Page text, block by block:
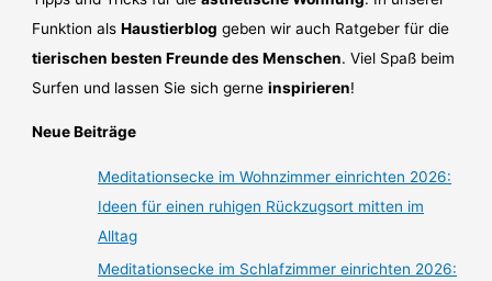
Funktion alsHaustierblog geben wir auch Ratgeber für die
tierischen besten Freunde des Menschen. Viel Spaß beim
Surfen und lassen Sie sich gerneinspirieren!
Neue Beiträge
Meditationsecke im Wohnzimmer einrichten 2026:
Ideen für einen ruhigen Rückzugsort mitten im
Alltag
Meditationsecke im Schlafzimmer einrichten 2026: